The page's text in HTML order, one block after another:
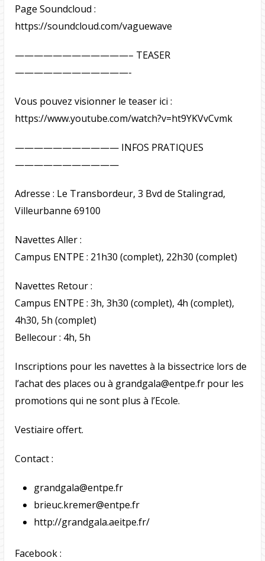
Page Soundcloud :
https://soundcloud.com/vaguewave
————————————– TEASER
————————————-
Vous pouvez visionner le teaser ici :
https://www.youtube.com/watch?v=ht9YKVvCvmk
——————————— INFOS PRATIQUES
———————————
Adresse : Le Transbordeur, 3 Bvd de Stalingrad,
Villeurbanne 69100
Navettes Aller :
Campus ENTPE : 21h30 (complet), 22h30 (complet)
Navettes Retour :
Campus ENTPE : 3h, 3h30 (complet), 4h (complet),
4h30, 5h (complet)
Bellecour : 4h, 5h
Inscriptions pour les navettes à la bissectrice lors de
l’achat des places ou à grandgala@entpe.frpour les
promotions qui ne sont plus à l’Ecole.
Vestiaire offert.
Contact :
grandgala@entpe.fr
brieuc.kremer@entpe.fr
http://grandgala.aeitpe.fr/
Facebook :